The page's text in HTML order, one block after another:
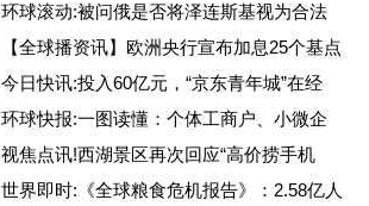
环球滚动:被问俄是否将泽连斯基视为合法
【全球播资讯】欧洲央行宣布加息25个基点
今日快讯:投入60亿元，“京东青年城”在经
环球快报:一图读懂：个体工商户、小微企
视焦点讯!西湖景区再次回应“高价捞手机
世界即时:《全球粮食危机报告》：2.58亿人